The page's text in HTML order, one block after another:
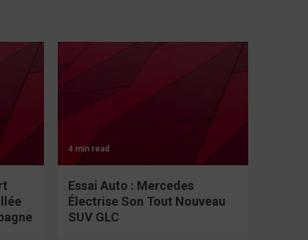
4 min read
Essai Auto : Mercedes
Électrise Son Tout Nouveau
SUV GLC